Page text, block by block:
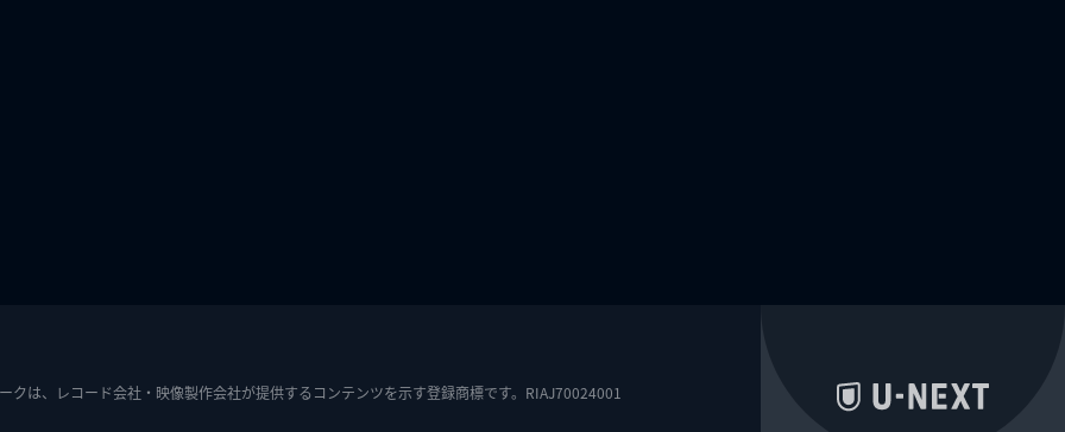
クは、レコード会社・映像製作会社が提供するコンテンツを示す登録商標です。RIAJ70024001